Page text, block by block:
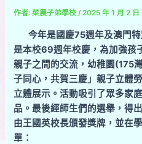
作者:菜農子弟學校/2025 年 1 月 2 日
今年是國慶75週年及澳門特
是本校69週年校慶，為加強孩
親子之間的交流，幼稚園(175
子同心，共賀三慶」親子立體
立體展示。活動吸引了眾多家
品。最後經師生們的選舉，得
由王國英校長頒發獎牌，並在
單：